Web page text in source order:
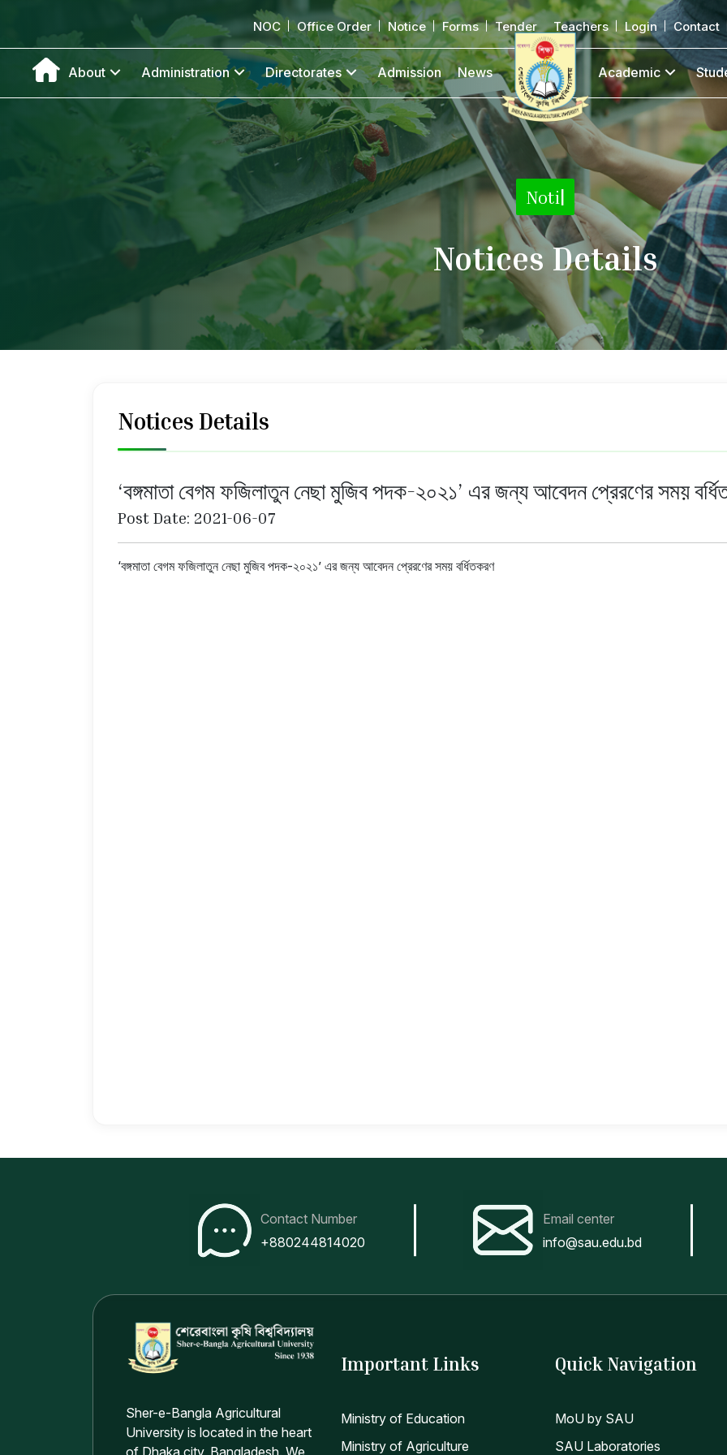
NOC Office Order Notice Forms Tender Teachers Login Contact
About Administration Directorates Admission News Academic
N|
Notices Details
Notices Details
‘বঙ্গমাতা বেগম ফজিলাতুন নেছা মুজিব পদক-২০২১’ এর জন্য আবেদন প্রেরণের সময়
Post Date: 2021-06-07
‘বঙ্গমাতা বেগম ফজিলাতুন নেছা মুজিব পদক-২০২১’ এর জন্য আবেদন প্রেরণের সময় বর্ধিতকরণ
Contact Number
+880244814020
Email center
info@sau.edu.bd
Sher-e-Bangla Agricultural
University is located in the heart
Important Links
Ministry of Education
Ministry of Agriculture
Quick Navigation
MoU by SAU
SAU Laboratories